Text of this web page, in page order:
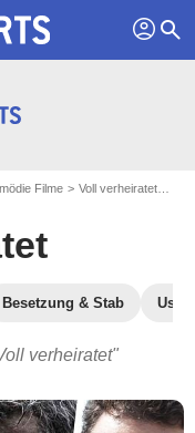
profil search
Filme Voll verheiratet
Besetzung & Stab
verheiratet"